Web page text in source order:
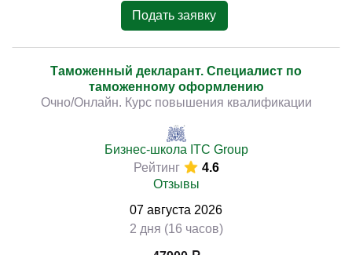
Подать заявку
Таможенный декларант. Специалист по
таможенному оформлению
Очно/Онлайн. Курс повышения квалификации
Бизнес-школа ITC Group
Рейтинг
4.6
Отзывы
07 августа 2026
2 дня (16 часов)